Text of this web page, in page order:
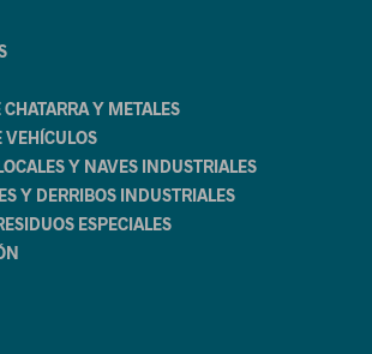
CHATARRA Y METALES
VEHÍCULOS
Y NAVES INDUSTRIALES
Y DERRIBOS INDUSTRIALES
ESPECIALES